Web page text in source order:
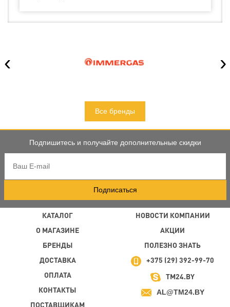
‹ ›
Все бренды
Подпишитесь и получайте дополнительные скидки
Подписаться
КАТАЛОГ
О МАГАЗИНЕ
БРЕНДЫ
НОВОСТИ КОМПАНИИ
АКЦИИ
ПОЛЕЗНО ЗНАТЬ
ДОСТАВКА
ОПЛАТА
КОНТАКТЫ
ПОСТАВЩИКАМ
+375 (29) 392-99-70
TM24.BY
AL@TM24.BY